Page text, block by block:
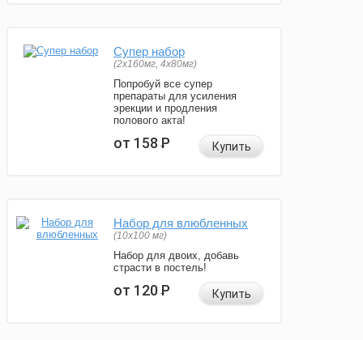
Супер набор
(2х160мг, 4х80мг)
Попробуй все супер
препараты для усиления
эрекции и продления
полового акта!
от 158Р Купить
Набор для влюбленных
(10х100 мг)
Набор для двоих, добавь
страсти в постель!
от 120Р Купить